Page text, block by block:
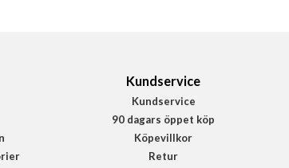
Kundservice
Kundservice
90 dagars öppet köp
Köpevillkor
Retur